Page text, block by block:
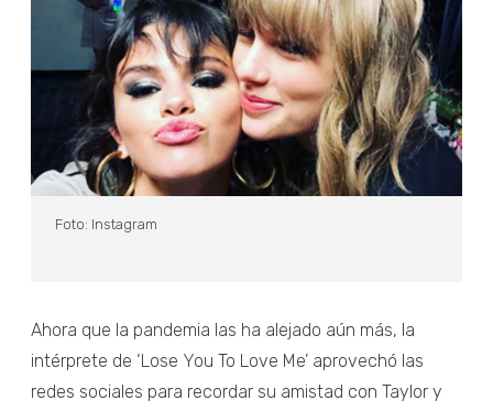
Foto: Instagram
Ahora que la pandemia las ha alejado aún más, la
intérprete de ‘Lose You To Love Me’ aprovechó las
redes sociales para recordar su amistad con Taylor y